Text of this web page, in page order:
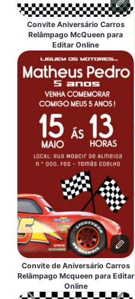
Convite Aniversário Carros
Relâmpago McQueen para
Editar Online
Convite de Aniversário Carros
Relâmpago Mcqueen para Editar
Online